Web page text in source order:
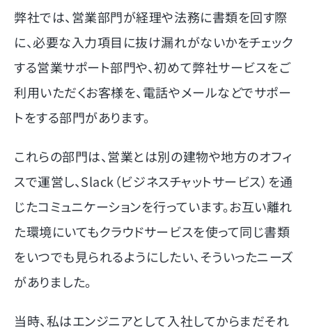
弊社では、営業部門が経理や法務に書類を回す際
に、必要な入力項目に抜け漏れがないかをチェック
する営業サポート部門や、初めて弊社サービスをご
利用いただくお客様を、電話やメールなどでサポー
トをする部門があります。
これらの部門は、営業とは別の建物や地方のオフィ
スで運営し、Slack（ビジネスチャットサービス）を通
じたコミュニケーションを行っています。お互い離れ
た環境にいてもクラウドサービスを使って同じ書類
をいつでも見られるようにしたい、そういったニーズ
がありました。
当時、私はエンジニアとして入社してからまだそれ